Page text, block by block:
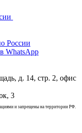
России
WhatsApp
д. 14, стр. 2, офис
3
и запрещены на территории РФ.